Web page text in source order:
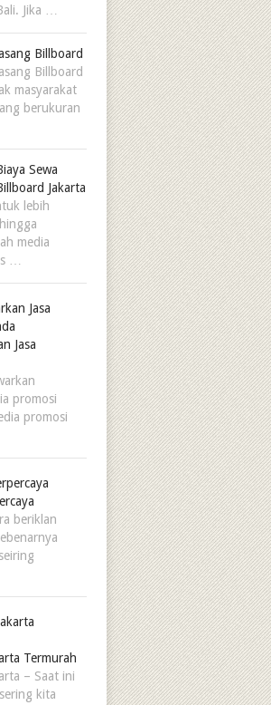
Jika …
Billboard
Billboard
masyarakat
berukuran
Sewa
Jakarta
lebih
media
…
Jasa
promosi
promosi
beriklan
Termurah
– Saat ini
kita